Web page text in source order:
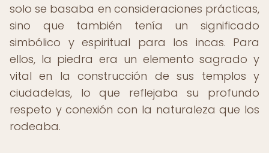
solo se basaba en consideraciones prácticas,
sino que también tenía un significado
simbólico y espiritual para los incas. Para
ellos, la piedra era un elemento sagrado y
vital en la construcción de sus templos y
ciudadelas, lo que reflejaba su profundo
respeto y conexión con la naturaleza que los
rodeaba.